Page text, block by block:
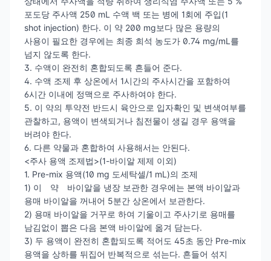
포도당 주사액 250 mL 수액 백 또는 병에 1회에 주입(1
shot injection) 한다. 이 약 200 mg보다 많은 용량의
사용이 필요한 경우에는 최종 희석 농도가 0.74 mg/mL를
넘지 않도록 한다.
3. 수액이 완전히 혼합되도록 흔들어 준다.
4. 수액 조제 후 상온에서 1시간의 주사시간을 포함하여
6시간 이내에 정맥으로 주사하여야 한다.
5. 이 약의 투약전 반드시 육안으로 입자확인 및 변색여부를
관찰하고, 용액이 변색되거나 침전물이 생길 경우 용액을
버려야 한다.
6. 다른 약물과 혼합하여 사용해서는 안된다.
<주사 용액 조제법>(1-바이알 제제 이외)
1. Pre-mix 용액(10 mg 도세탁셀/1 mL)의 조제
1) 이 약 바이알을 냉장 보관한 경우에는 본액 바이알과
용매 바이알을 꺼내어 5분간 상온에서 보관한다.
2) 용매 바이알을 거꾸로 하여 기울이고 주사기로 용매를
남김없이 뽑은 다음 본액 바이알에 옮겨 담는다.
3) 두 용액이 완전히 혼합되도록 적어도 45초 동안 Pre-mix
용액을 상하를 뒤집어 반복적으로 섞는다. 흔들어 섞지